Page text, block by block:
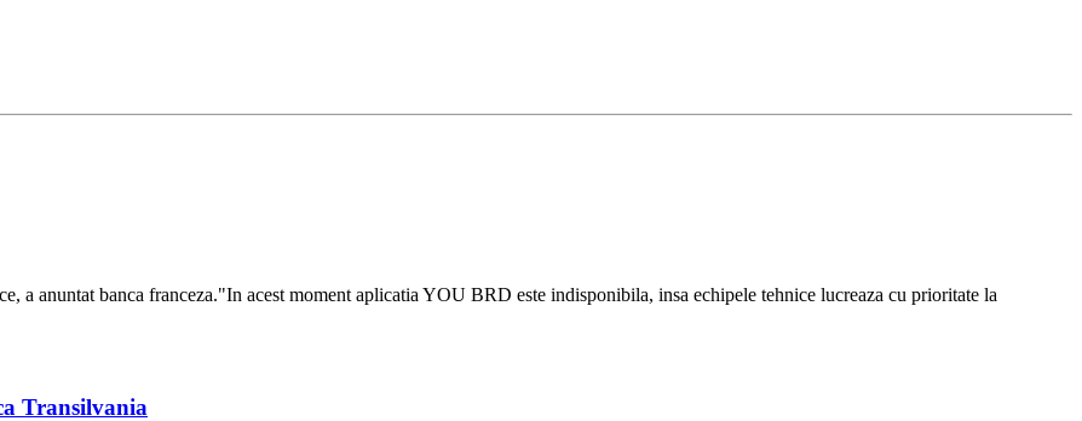
anuntat banca franceza."In acest moment aplicatia YOU BRD este indisponibila, insa echipele tehnice lucreaza cu prioritate la
Transilvania